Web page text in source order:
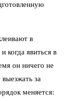
в
когда явиться в
он ничего не
за
меняется: